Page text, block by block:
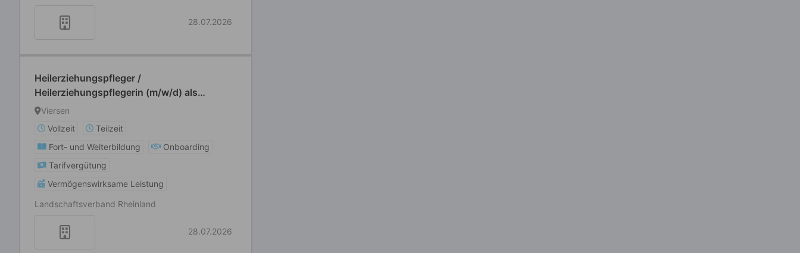
28.07.2026
Heilerziehungspfleger /
Heilerziehungspflegerin (m/w/d) als
Springer
Viersen
Vollzeit
Teilzeit
Fort- und Weiterbildung
Onboarding
Tarifvergütung
Vermögenswirksame Leistung
Landschaftsverband Rheinland
28.07.2026